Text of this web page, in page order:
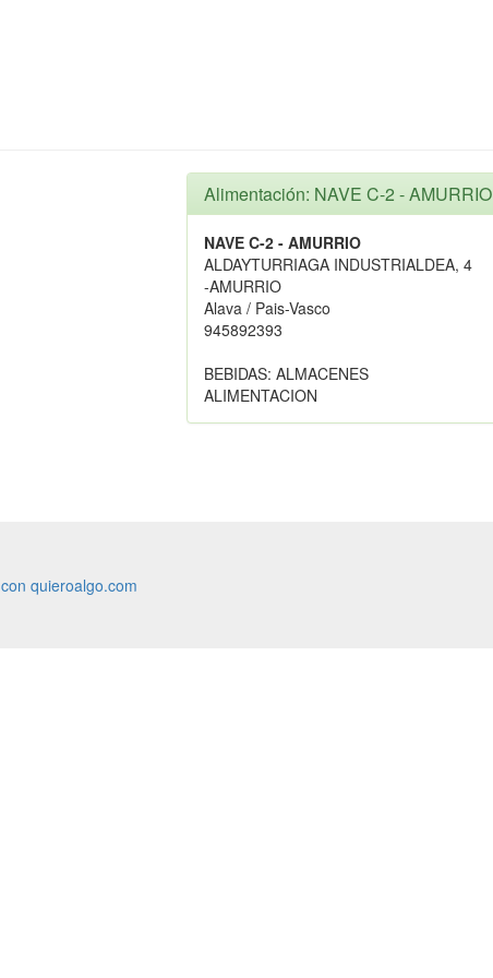
Alimentación: NAVE C-2 - AMURRIO
NAVE C-2 - AMURRIO
ALDAYTURRIAGA INDUSTRIALDEA, 4
-AMURRIO
Alava / Pais-Vasco
945892393
BEBIDAS: ALMACENES
ALIMENTACION
quieroalgo.com